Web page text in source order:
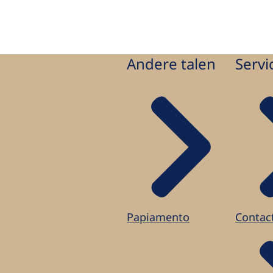
Andere talen
Papiamento